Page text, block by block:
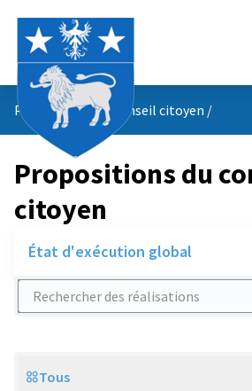
Propositions du conseil citoyen /
Propositions du
citoyen
État d'exécution global
Rechercher des réalisations
Scope
Tous